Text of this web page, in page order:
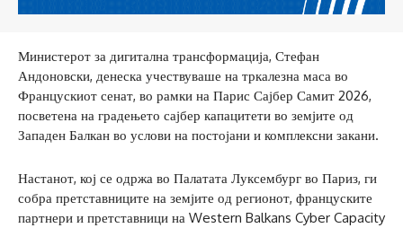
Министерот за дигитална трансформација, Стефан
Андоновски, денеска учествуваше на тркалезна маса во
Францускиот сенат, во рамки на Парис Сајбер Самит 2026,
посветена на градењето сајбер капацитети во земјите од
Западен Балкан во услови на постојани и комплексни закани.
Настанот, кој се одржа во Палатата Луксембург во Париз, ги
собра претставниците на земјите од регионот, француските
партнери и претставници на Western Balkans Cyber Capacity